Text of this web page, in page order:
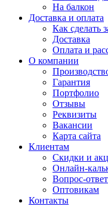
На балкон
Доставка и оплата
Как сделать
Доставка
Оплата и
О компании
Гарантия
Портфолио
Отзывы
Реквизиты
Вакансии
Карта сайта
Клиентам
Скидки и
Онлайн-
Вопрос-ответ
Оптовикам
Контакты